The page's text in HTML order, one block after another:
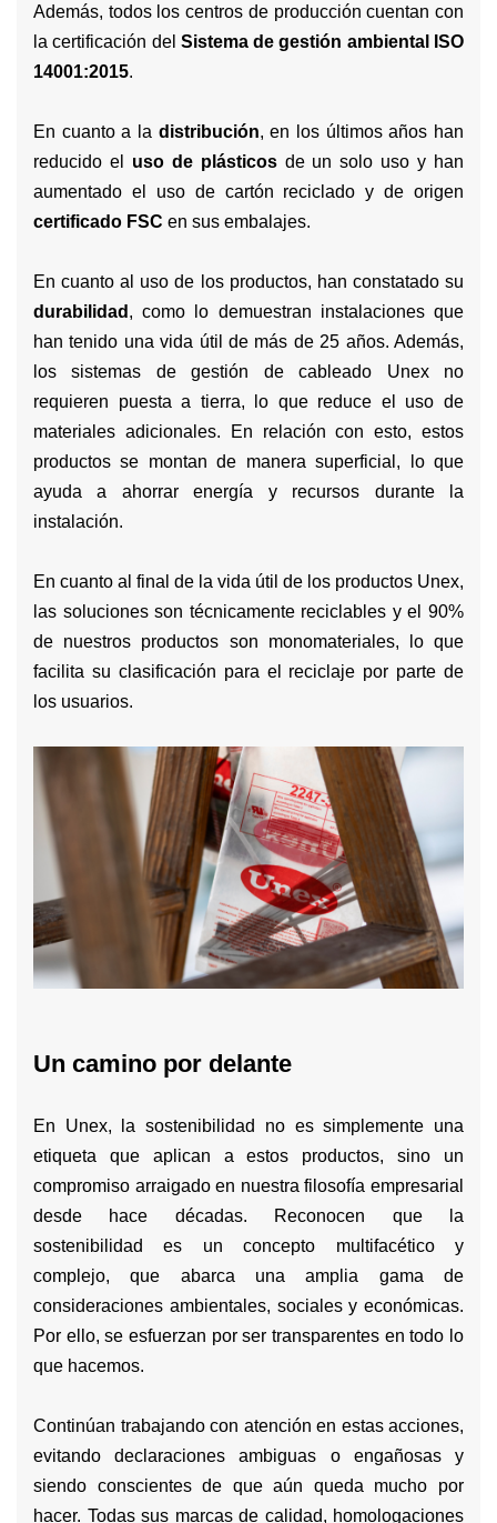
Además, todos los centros de producción cuentan con
la certificación del Sistema de gestión ambiental ISO
14001:2015.
En cuanto a la distribución, en los últimos años han
reducido el uso de plásticosde un solo uso y han
aumentado el uso de cartón reciclado y de origen
certificado FSC en sus embalajes.
En cuanto al uso de los productos, han constatado su
durabilidad , como lo demuestran instalaciones que
han tenido una vida útil de más de 25 años. Además,
los sistemas de gestión de cableado Unex no
requieren puesta a tierra, lo que reduce el uso de
materiales adicionales. En relación con esto, estos
productos se montan de manera superficial, lo que
ayuda a ahorrar energía y recursos durante la
instalación.
En cuanto al final de la vida útil de los productos Unex,
las soluciones son técnicamente reciclables y el 90%
de nuestros productos son monomateriales, lo que
facilita su clasificación para el reciclaje por parte de
los usuarios.
Un camino por delante
En Unex, la sostenibilidad no es simplemente una
etiqueta que aplican a estos productos, sino un
compromiso arraigado en nuestra filosofía empresarial
desde hace décadas. Reconocen que la
sostenibilidad es un concepto multifacético y
complejo, que abarca una amplia gama de
consideraciones ambientales, sociales y económicas.
Por ello, se esfuerzan por ser transparentes en todo lo
que hacemos.
Continúan trabajando con atención en estas acciones,
evitando declaraciones ambiguas o engañosas y
siendo conscientes de que aún queda mucho por
hacer. Todas sus marcas de calidad, homologaciones